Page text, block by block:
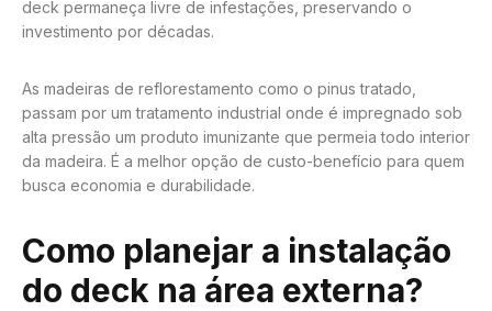
deck permaneça livre de infestações, preservando o
investimento por décadas.
As madeiras de reflorestamento como o pinus tratado,
passam por um tratamento industrial onde é impregnado sob
alta pressão um produto imunizante que permeia todo interior
da madeira. É a melhor opção de custo-benefício para quem
busca economia e durabilidade.
Como planejar a instalação
do deck na área externa?